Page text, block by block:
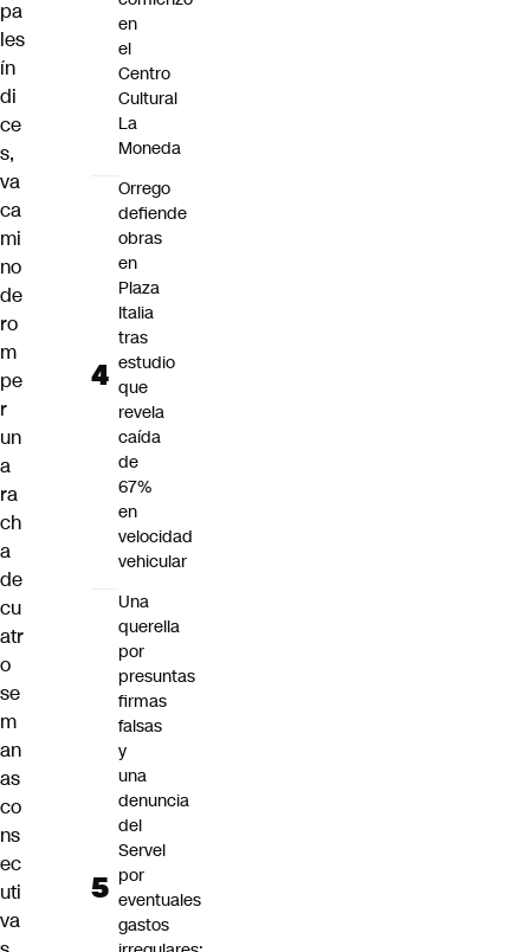
pa
les
ín
di
ce
s,
va
ca
mi
no
de
ro
m
pe
r
un
a
ra
ch
a
de
cu
atr
o
se
m
an
as
co
ns
ec
uti
va
en
el
Centro
Cultural
La
Moneda
Orrego
defiende
obras
en
Plaza
Italia
tras
estudio
que
revela
caída
de
67%
en
velocidad
vehicular
Una
querella
por
presuntas
firmas
falsas
y
una
denuncia
del
Servel
por
eventuales
gastos